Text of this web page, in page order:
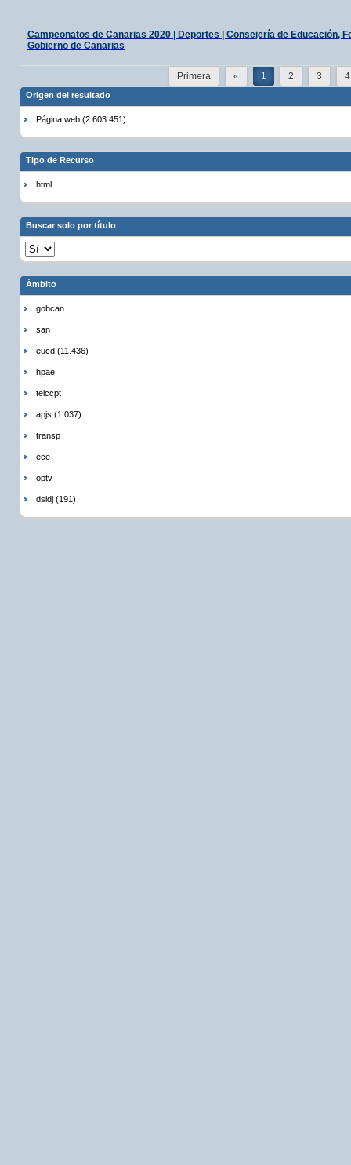
Campeonatos de Canarias 2020 | Deportes | Consejería de Educación,
Gobierno de Canarias
Primera « 1 2 3 4
Origen del resultado
Página web (2.603.451)
Tipo de Recurso
html
Buscar solo por título
Ámbito
gobcan
san
eucd (11.436)
hpae
telccpt
apjs (1.037)
transp
ece
optv
dsidj (191)